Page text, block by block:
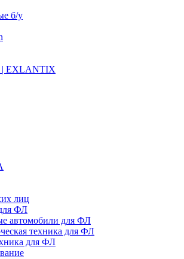
б/у
| EXLANTIX
лиц
ФЛ
автомобили для ФЛ
техника для ФЛ
для ФЛ